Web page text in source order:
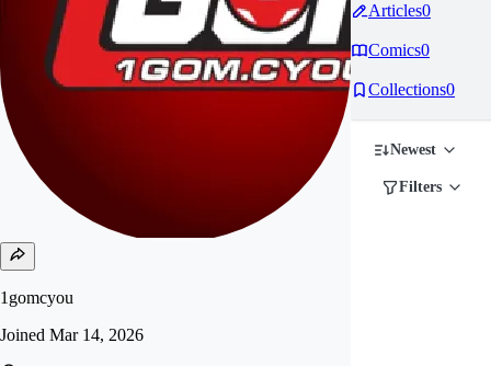
1gomcyou
Joined Mar 14, 2026
Articles0
Comics0
Collections0
Newest
Filters